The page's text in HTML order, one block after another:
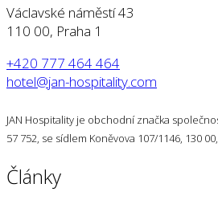
Václavské náměstí 43
110 00, Praha 1
+420 777 464 464
hotel@jan-hospitality.com
JAN Hospitality je obchodní značka
57 752, se sídlem Koněvova 107/1146, 130
Články